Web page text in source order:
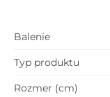
Balenie
Typ produktu
Rozmer (cm)